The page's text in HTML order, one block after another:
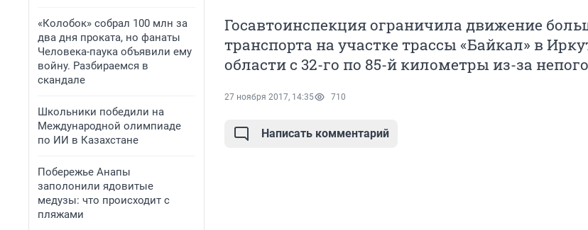
«Колобок» собрал 100 млн за
два дня проката, но фанаты
Человека-паука объявили ему
войну. Разбираемся в
скандале
Школьники победили на
Международной олимпиаде
по ИИ в Казахстане
Побережье Анапы
заполонили ядовитые
медузы: что происходит с
пляжами
Госавтоинспекция ограничила движение
транспорта на участке трассы «Байкал» в
области с 32-го по 85-й километры из-за
27 ноября 2017, 14:35 710
Написать комментарий